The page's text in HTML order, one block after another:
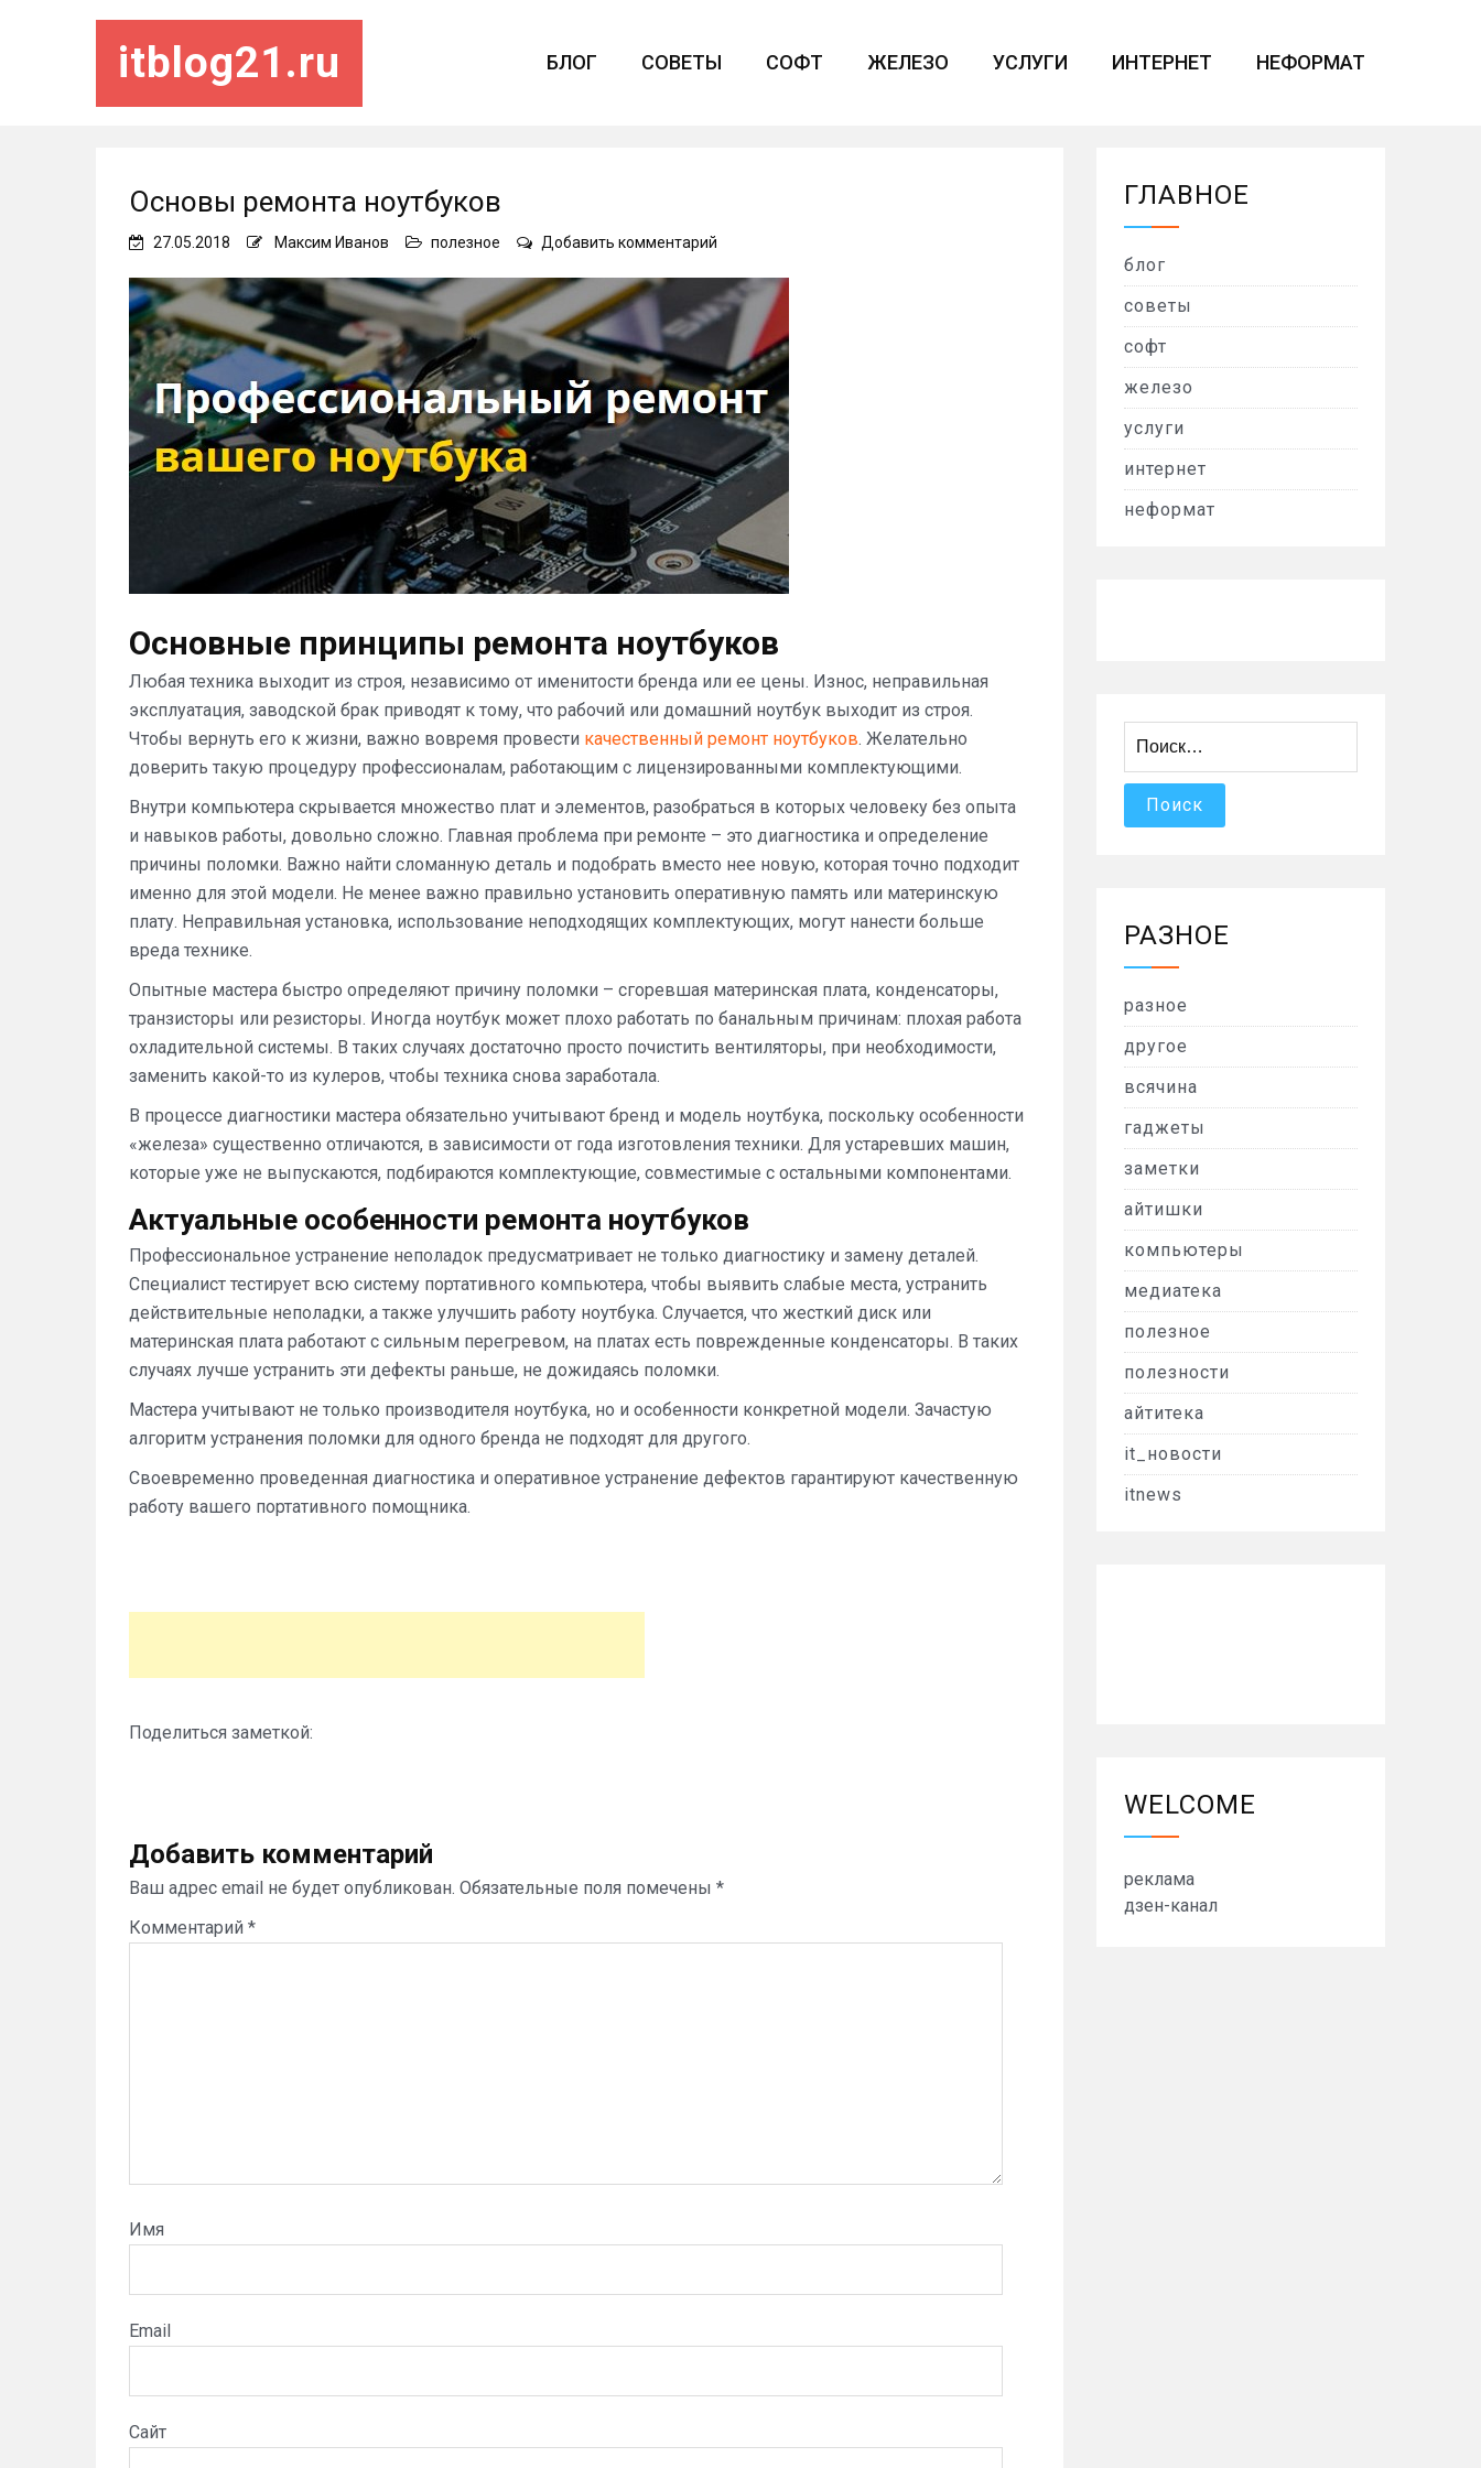
itblog21.ru БЛОГ СОВЕТЫ СОФТ ЖЕЛЕЗО УСЛУГИ ИНТЕРНЕТ НЕФОРМАТ
Основы ремонта ноутбуков
27.05.2018 Максим Иванов полезное Добавить комментарий
ремонта
ноутбуков
Основные принципы ремонта ноутбуков
Любая техника выходит из строя, независимо от именитости бренда или ее цены. Износ, неправильная
эксплуатация, заводской брак приводят к тому, что рабочий или домашний ноутбук выходит из строя.
Чтобы вернуть его к жизни, важно вовремя провести качественный ремонт ноутбуков. Желательно
доверить такую процедуру профессионалам, работающим с лицензированными комплектующими.
Внутри компьютера скрывается множество плат и элементов, разобраться в которых человеку без опыта
и навыков работы, довольно сложно. Главная проблема при ремонте – это диагностика и определение
причины поломки. Важно найти сломанную деталь и подобрать вместо нее новую, которая точно подходит
именно для этой модели. Не менее важно правильно установить оперативную память или материнскую
плату. Неправильная установка, использование неподходящих комплектующих, могут нанести больше
вреда технике.
Опытные мастера быстро определяют причину поломки – сгоревшая материнская плата, конденсаторы,
транзисторы или резисторы. Иногда ноутбук может плохо работать по банальным причинам: плохая работа
охладительной системы. В таких случаях достаточно просто почистить вентиляторы, при необходимости,
заменить какой-то из кулеров, чтобы техника снова заработала.
В процессе диагностики мастера обязательно учитывают бренд и модель ноутбука, поскольку особенности
«железа» существенно отличаются, в зависимости от года изготовления техники. Для устаревших машин,
которые уже не выпускаются, подбираются комплектующие, совместимые с остальными компонентами.
Актуальные особенности ремонта ноутбуков
Профессиональное устранение неполадок предусматривает не только диагностику и замену деталей.
Специалист тестирует всю систему портативного компьютера, чтобы выявить слабые места, устранить
действительные неполадки, а также улучшить работу ноутбука. Случается, что жесткий диск или
материнская плата работают с сильным перегревом, на платах есть поврежденные конденсаторы. В таких
случаях лучше устранить эти дефекты раньше, не дожидаясь поломки.
Мастера учитывают не только производителя ноутбука, но и особенности конкретной модели. Зачастую
алгоритм устранения поломки для одного бренда не подходят для другого.
Своевременно проведенная диагностика и оперативное устранение дефектов гарантируют качественную
работу вашего портативного помощника.
Поделиться заметкой:
Добавить комментарий
Ваш адрес email не будет опубликован. Обязательные поля помечены *
Комментарий *
Имя
Email
Сайт
ГЛАВНОЕ
блог
советы
софт
железо
услуги
интернет
неформат
РАЗНОЕ
разное
другое
всячина
гаджеты
заметки
айтишки
компьютеры
медиатека
полезное
полезности
айтитека
it_новости
itnews
WELCOME
реклама
дзен-канал